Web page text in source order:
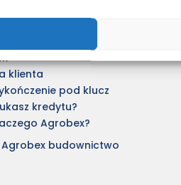
klienta
pod klucz
kredytu?
Agrobex?
Agrobex budownictwo